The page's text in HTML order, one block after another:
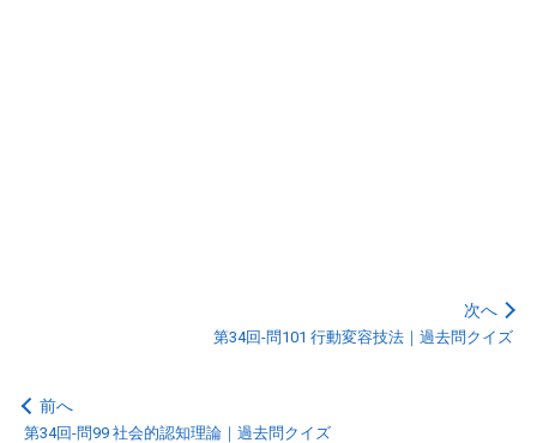
次へ
第34回-問101 行動変容技法｜過去問クイズ
前へ
第34回-問99 社会的認知理論｜過去問クイズ